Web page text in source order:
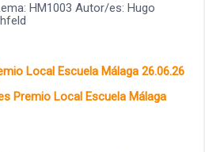
HM1003 Autor/es: Hugo
Local Escuela Málaga 26.06.26
Premio Local Escuela Málaga